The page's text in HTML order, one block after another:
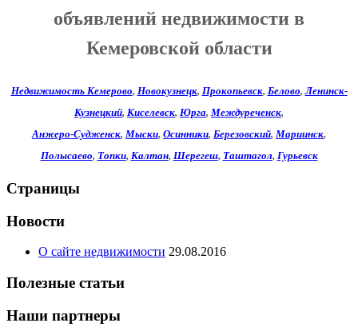
объявлений недвижимости в
Кемеровской области
Недвижимость Кемерово, Новокузнецк, Прокопьевск, Белово,Ленинск-
Кузнецкий, Киселевск, Юрга, Междуреченск,
Анжеро-Судженск, Мыски, Осинники, Березовский, Мариинск,
Полысаево, Топки, Калтан, Шерегеш, Таштагол, Гурьевск
Страницы
Новости
О сайте недвижимости 29.08.2016
Полезные статьи
Наши партнеры